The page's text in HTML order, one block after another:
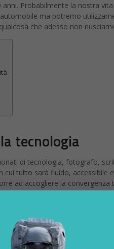
Probabilmente la nostra
ma potremo
che adesso non
tecnologia
di tecnologia, fotografo,
tutto sarà fluido, accessibile
ad accogliere la
perché l’autore sa
all’intelligenza artificiale,
può offrirci grandi benefici.
ad analizzare